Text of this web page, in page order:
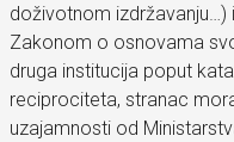
doživotnom izdržavanju…)
Zakonom o osnovama
druga institucija poput
reciprociteta, stranac
uzajamnosti od